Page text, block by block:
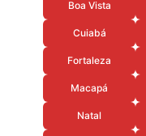
Boa Vista
Cuiabá
Fortaleza
Macapá
Natal